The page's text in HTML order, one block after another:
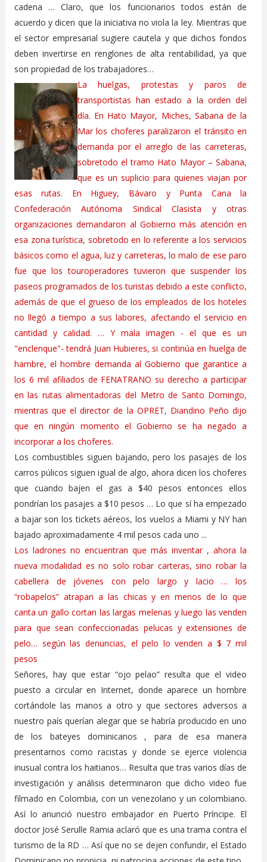
cadena … Claro, que los funcionarios todos están de
acuerdo y dicen que la iniciativa no viola la ley. Mientras que
el sector empresarial sugiere cautela y que dichos fondos
deben invertirse en renglones de alta rentabilidad, ya que
son propiedad de los trabajadores…
La huelgas, protestas y paros de
transportistas han estado a la orden del
día. En Hato Mayor, Miches, Sabana de la
Mar los choferes paralizaron el tránsito en
demanda por el arreglo de las carreteras,
sobretodo el tramo Hato Mayor – Sabana,
que es un suplicio para quienes viajan por
esas rutas. En Higuey, Bávaro y Punta Cana la
Confederación Autónoma Sindical Clasista y otras
organizaciones demandaron al Gobierno más atención en
esa zona turística, sobretodo en lo referente a los servicios
básicos como el agua, luz y carreteras, lo malo de ese paro
fue que los touroperadores tuvieron que suspender los
paseos programados de los turistas debido a este conflicto,
además de que el grueso de los empleados de los hoteles
no llegó a tiempo a sus labores, afectando el servicio en
cantidad y calidad. … Y mala imagen - el que es un
"enclenque"- tendrá Juan Hubieres, si continúa en huelga de
hambre, el hombre demanda al Gobierno que garantice a
los 6 mil afiliados de FENATRANO su derecho a participar
en las rutas alimentadoras del Metro de Santo Domingo,
mientras que el director de la OPRET, Diandino Peño dijo
que en ningún momento el Gobierno se ha negado a
incorporar a los choferes.
Los combustibles siguen bajando, pero los pasajes de los
carros púlicos siguen igual de algo, ahora dicen los choferes
que cuando bajen el gas a $40 pesos entonces ellos
pondrían los pasajes a $10 pesos … Lo que sí ha empezado
a bajar son los tickets aéreos, los vuelos a Miami y NY han
bajado aproximadamente 4 mil pesos cada uno ...
Los ladrones no encuentran que más inventar , ahora la
nueva modalidad es no solo robar carteras, sino robar la
cabellera de jóvenes con pelo largo y lacio … los
“robapelos” atrapan a las chicas y en menos de lo que
canta un gallo cortan las largas melenas y luego las venden
para que sean confeccionadas pelucas y extensiones de
pelo… según las denuncias, el pelo lo venden a $ 7 mil
pesos
Señores, hay que estar “ojo pelao” resulta que el video
puesto a circular en Internet, donde aparece un hombre
cortándole las manos a otro y que sectores adversos a
nuestro país querían alegar que se habría producido en uno
de los bateyes dominicanos , para de esa manera
presentarnos como racistas y donde se ejerce violencia
inusual contra los haitianos… Resulta que tras varios días de
investigación y análisis determinaron que dicho video fue
filmado en Colombia, con un venezolano y un colombiano.
Así lo anunció nuestro embajador en Puerto Príncipe. El
doctor José Serulle Ramia aclaró que es una trama contra el
turismo de la RD … Así que no se dejen confundir, el Estado